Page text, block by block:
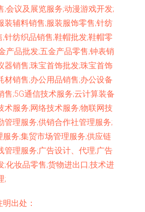
;会议及展览服务;动漫游戏开发;
装辅料销售;服装服饰零售;针纺
针纺织品销售;鞋帽批发;鞋帽零
产品批发;五金产品零售;钟表销
器销售;珠宝首饰批发;珠宝首饰
材销售;办公用品销售;办公设备
售;5G通信技术服务;云计算装备
术服务;网络技术服务;物联网技
管理服务;供销合作社管理服务;
务;集贸市场管理服务;供应链
管理服务;广告设计、代理;广告
;化妆品零售;货物进出口;技术进
;
出处：